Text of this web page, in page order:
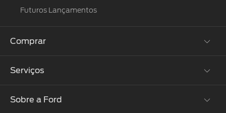
Futuros Lançamentos
Comprar
Monte o Seu
Concessionárias
Serviços
Atualização SYNC
Sobre a Ford